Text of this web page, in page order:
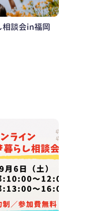
相談会in福岡